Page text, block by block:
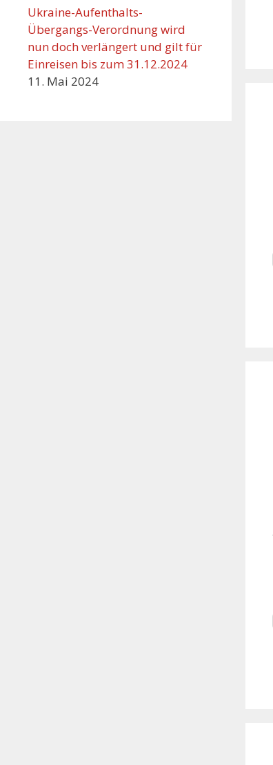
Ukraine-Aufenthalts-
Übergangs-Verordnung wird
nun doch verlängert und gilt für
Einreisen bis zum 31.12.2024
11. Mai 2024